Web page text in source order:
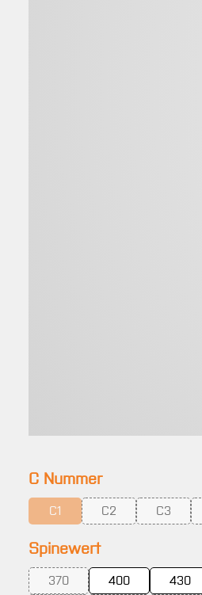
C Nummerauswählen
C1
(Diese Option ist zurzeit nicht
C2
(Diese Option ist
C3
(Diese
Spinewertauswählen
370
(Diese Option ist zurzeit nicht
400 430